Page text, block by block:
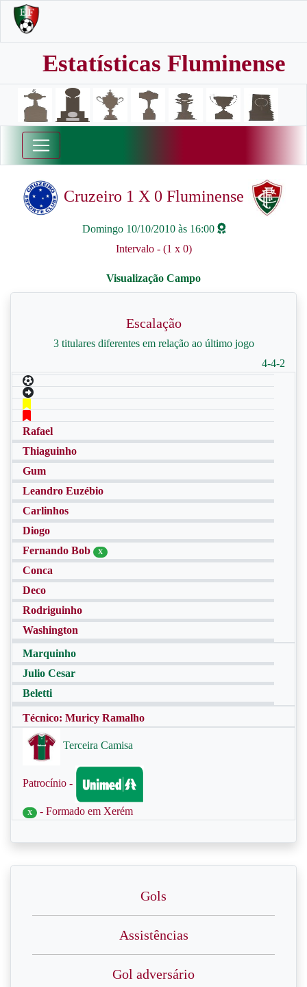
Estatísticas Fluminense
Cruzeiro 1 X 0 Fluminense
Domingo 10/10/2010 às 16:00
Intervalo - (1 x 0)
Escalação
3 titulares diferentes em relação ao último jogo
4-4-2
Rafael
Thiaguinho
Gum
Leandro Euzébio
Carlinhos
Diogo
Fernando Bob
X
Conca
Deco
Rodriguinho
Washington
Marquinho
Julio Cesar
Beletti
Técnico: Muricy Ramalho
Terceira Camisa
Patrocínio -
X - Formado em Xerém
Gols
Assistências
Gol adversário